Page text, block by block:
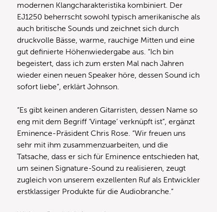
modernen Klangcharakteristika kombiniert. Der
EJ1250 beherrscht sowohl typisch amerikanische als
auch britische Sounds und zeichnet sich durch
druckvolle Bässe, warme, rauchige Mitten und eine
gut definierte Höhenwiedergabe aus. “Ich bin
begeistert, dass ich zum ersten Mal nach Jahren
wieder einen neuen Speaker höre, dessen Sound ich
sofort liebe”, erklärt Johnson.
“Es gibt keinen anderen Gitarristen, dessen Name so
eng mit dem Begriff ‘Vintage’ verknüpft ist”, ergänzt
Eminence-Präsident Chris Rose. “Wir freuen uns
sehr mit ihm zusammenzuarbeiten, und die
Tatsache, dass er sich für Eminence entschieden hat,
um seinen Signature-Sound zu realisieren, zeugt
zugleich von unserem exzellenten Ruf als Entwickler
erstklassiger Produkte für die Audiobranche.”